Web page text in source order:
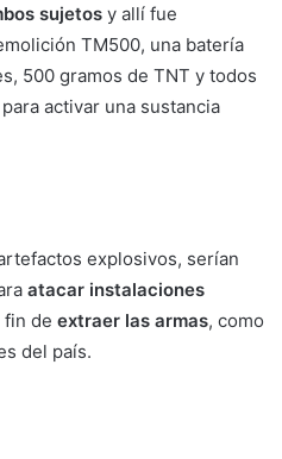
sujetos y allí fue
TM500, una batería
500 gramos de TNT y todos
activar una sustancia
explosivos, serían
atacar instalaciones
fin de extraer las armas, como
del país.